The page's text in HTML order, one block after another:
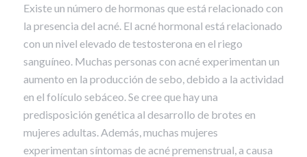
Existe un número de hormonas que está relacionado con
la presencia del acné. El acné hormonal está relacionado
con un nivel elevado de testosterona en el riego
sanguíneo. Muchas personas con acné experimentan un
aumento en la producción de sebo, debido a la actividad
en el folículo sebáceo. Se cree que hay una
predisposición genética al desarrollo de brotes en
mujeres adultas. Además, muchas mujeres
experimentan síntomas de acné premenstrual, a causa